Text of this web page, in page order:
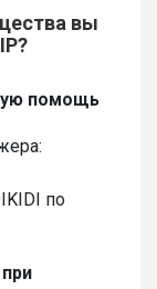
вы
помощь
по